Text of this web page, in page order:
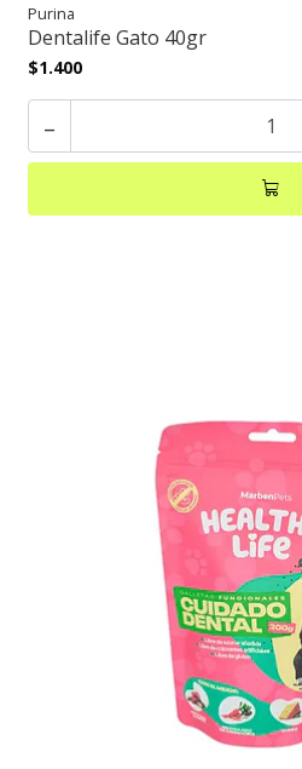
Purina
Dentalife Gato 40gr
$1.400
-